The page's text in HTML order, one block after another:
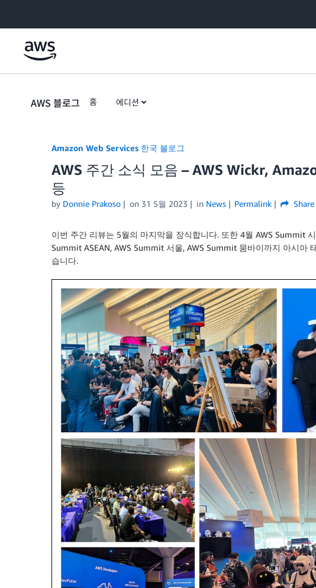
AWS 블로그 홈 에디션
Amazon Web Services 한국 블로그
AWS 주간 소식 모음 – AWS Wickr,
등
by Donnie Prakoso on 31 5월 2023 in News Permalink Share
이번 주간 리뷰는 5월의 마지막을 장식합니다. 또한 4월 AWS Summit
Summit ASEAN, AWS Summit 서울, AWS Summit 뭄바이까지 아시아
습니다.